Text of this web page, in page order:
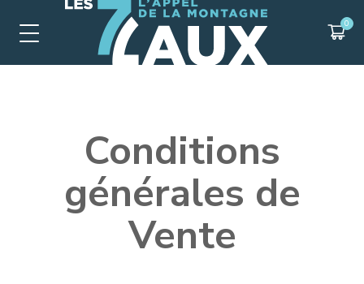
Conditions
générales de
Vente